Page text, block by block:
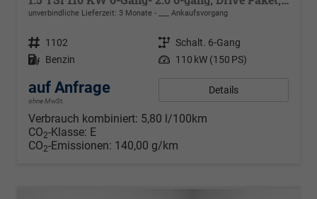
unverbindliche Lieferzeit: 3 Monate ___ Ankaufsvorgang
Fahrzeugnr. 1102 Getriebe Schalt. 6-Gang
Kraftstoff Benzin Leistung 110 kW (150 PS)
auf Anfrage
ohne MwSt.
Details
Verbrauch kombiniert: 5,80 l/100km
CO2-Klasse: E
CO2-Emissionen: 140,00 g/km